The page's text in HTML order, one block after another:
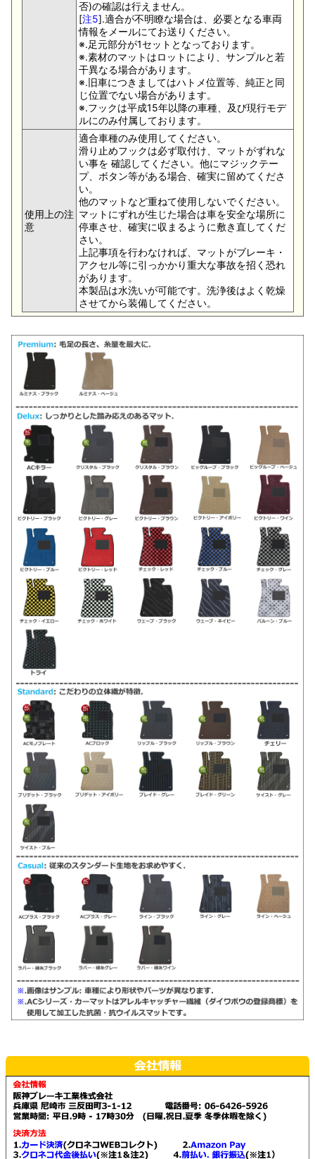
否)の確認は行えません。
[注5].適合が不明瞭な場合は、必要となる車両
情報をメールにてお送りください。
※.足元部分が1セットとなっております。
※.素材のマットはロットにより、サンプルと若
干異なる場合があります。
※.旧車につきましてはハトメ位置等、純正と同
じ位置でない場合があります。
※.フックは平成15年以降の車種、及び現行モデ
ルにのみ付属しております。
使用上の注
意
適合車種のみ使用してください。
滑り止めフックは必ず取付け、マットがずれな
い事を 確認してください。他にマジックテー
プ、ボタン等がある場合、確実に留めてくださ
い。
他のマットなど重ねて使用しないでください。
マットにずれが生じた場合は車を安全な場所に
停車させ、確実に収まるように敷き直してくだ
さい。
上記事項を行わなければ、マットがブレーキ・
アクセル等に引っかかり重大な事故を招く恐れ
があります。
本製品は水洗いが可能です。洗浄後はよく乾燥
させてから装備してください。